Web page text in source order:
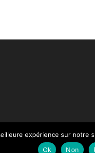
Paiement Mentions
expérience sur
Ok
Non